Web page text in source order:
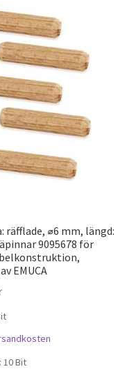
räfflade, ⌀6 mm, längd:
9095678 för
EMUCA
10Bit